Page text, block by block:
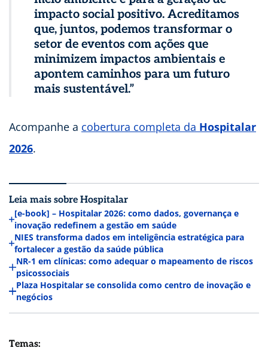
impacto social positivo. Acreditamos
que, juntos, podemos transformar o
setor de eventos com ações que
minimizem impactos ambientais e
apontem caminhos para um futuro
mais sustentável.”
Acompanhe a cobertura completa da Hospitalar
2026.
Leia mais sobre Hospitalar
[e-book] – Hospitalar 2026: como dados, governança e
inovação redefinem a gestão em saúde
NIES transforma dados em inteligência estratégica para
fortalecer a gestão da saúde pública
NR-1 em clínicas: como adequar o mapeamento de riscos
psicossociais
Plaza Hospitalar se consolida como centro de inovação e
negócios
Temas: